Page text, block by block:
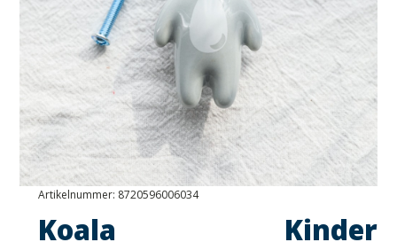
Artikelnummer: 8720596006034
Koala Kinder